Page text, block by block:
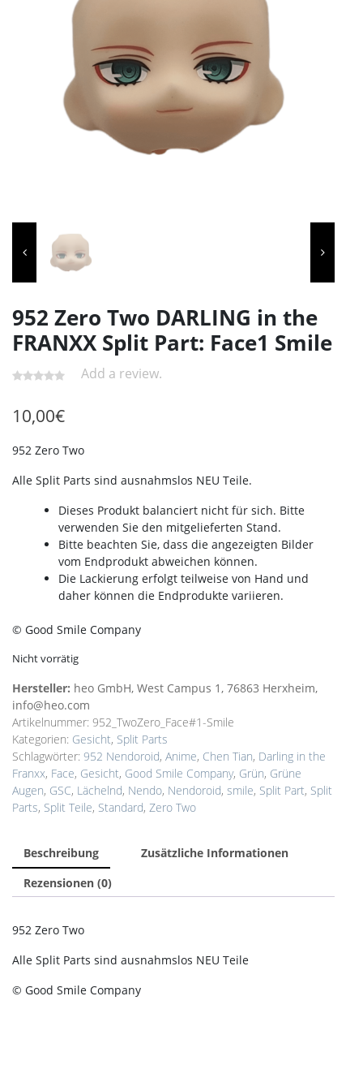
952 Zero Two DARLING in the
FRANXX Split Part: Face1 Smile
Add a review.
10,00€
952 Zero Two
Alle Split Parts sind ausnahmslos NEU Teile.
Dieses Produkt balanciert nicht für sich. Bitte
verwenden Sie den mitgelieferten Stand.
Bitte beachten Sie, dass die angezeigten Bilder
vom Endprodukt abweichen können.
Die Lackierung erfolgt teilweise von Hand und
daher können die Endprodukte variieren.
© Good Smile Company
Nicht vorrätig
Hersteller: heo GmbH, West Campus 1, 76863 Herxheim,
info@heo.com
Artikelnummer: 952_TwoZero_Face#1-Smile
Kategorien: Gesicht, Split Parts
Schlagwörter: 952 Nendoroid, Anime, Chen Tian, Darling in the
Franxx, Face, Gesicht, Good Smile Company, Grün, Grüne
Augen, GSC, Lächelnd, Nendo, Nendoroid, smile, Split Part, Split
Parts, Split Teile, Standard, Zero Two
Beschreibung
Zusätzliche Informationen
Rezensionen (0)
952 Zero Two
Alle Split Parts sind ausnahmslos NEU Teile
© Good Smile Company